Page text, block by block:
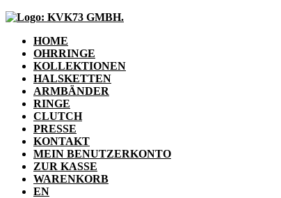
HOME
OHRRINGE
KOLLEKTIONEN
HALSKETTEN
ARMBÄNDER
RINGE
CLUTCH
PRESSE
KONTAKT
MEIN BENUTZERKONTO
ZUR KASSE
WARENKORB
EN